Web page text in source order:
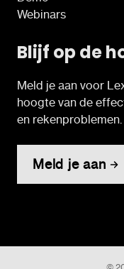
Webinars
Blijf op de
Meld je aan voor
hoogte van de
en rekenproblemen.
Meld je aan